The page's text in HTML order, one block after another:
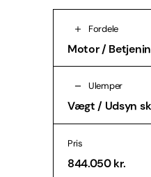
Fordele
Motor /
Ulemper
Vægt / Udsyn
Pris
844.050 kr.